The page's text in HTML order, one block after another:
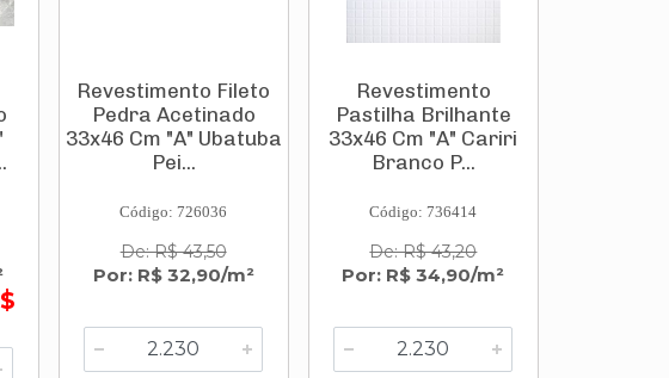
Revestimento Fileto
Pedra Acetinado
33x46 Cm "A" Ubatuba
Pei...
Código: 726036
De: R$ 43,50
Por: R$ 32,90/m²
Revestimento
Pastilha Brilhante
33x46 Cm "A" Cariri
Branco P...
Código: 736414
De: R$ 43,20
Por: R$ 34,90/m²